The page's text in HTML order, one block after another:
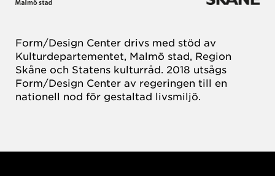
Form/Design Center drivs med stöd av
Kulturdepartementet, Malmö stad, Region
Skåne och Statens kulturråd. 2018 utsågs
Form/Design Center av regeringen till en
nationell nod för gestaltad livsmiljö.